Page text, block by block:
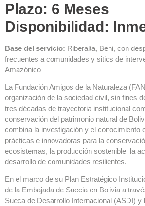
Plazo: 6 Meses
Disponibilidad:
Base del servicio: Riberalta, Beni, con
frecuentes a comunidades y sitios de
Amazónico
La Fundación Amigos de la Naturaleza
organización de la sociedad civil, sin fines
tres décadas de trayectoria institucional
conservación del patrimonio natural de
combina la investigación y el conocimiento
prácticas e innovadoras para la
ecosistemas, la producción sostenible, la
desarrollo de comunidades resilientes.
En el marco de su Plan Estratégico
de la Embajada de Suecia en Bolivia a
Sueca de Desarrollo Internacional (ASDI) y